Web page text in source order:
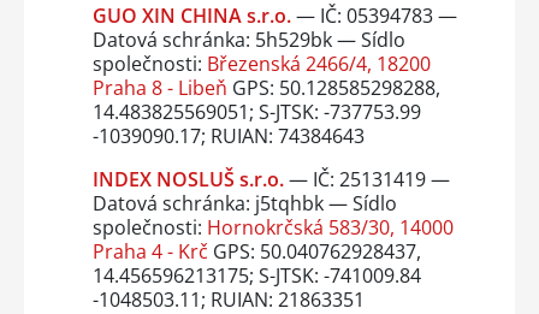
GUO XIN CHINA s.r.o.— IČ: 05394783 —
Datová schránka: 5h529bk — Sídlo
společnosti: Březenská 2466/4, 18200
Praha 8 - Libeň GPS: 50.128585298288,
14.483825569051; S-JTSK: -737753.99
-1039090.17; RUIAN: 74384643
INDEX NOSLUŠ s.r.o.— IČ: 25131419 —
Datová schránka: j5tqhbk — Sídlo
společnosti: Hornokrčská 583/30, 14000
Praha 4 - Krč GPS: 50.040762928437,
14.456596213175; S-JTSK: -741009.84
-1048503.11; RUIAN: 21863351